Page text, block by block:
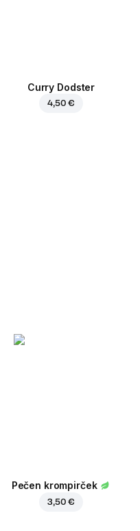
Curry Dodster
4,50 €
Pečen krompirček
3,50 €